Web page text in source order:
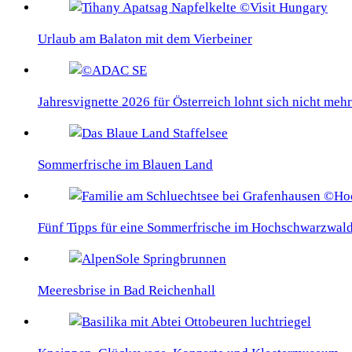
Urlaub am Balaton mit dem Vierbeiner
Jahresvignette 2026 für Österreich lohnt sich nicht mehr
Sommerfrische im Blauen Land
Fünf Tipps für eine Sommerfrische im
Meeresbrise in Bad Reichenhall